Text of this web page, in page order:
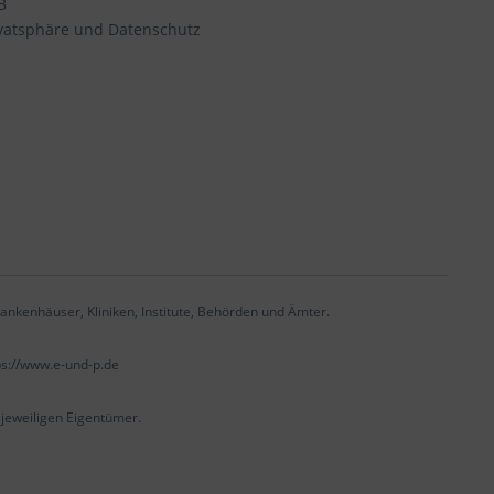
und Datenschutz
Kliniken, Institute, Behörden und Ämter.
www.e-und-p.de
Eigentümer.